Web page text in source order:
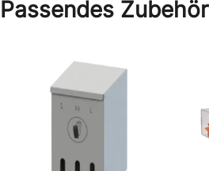
Passendes Zubehör